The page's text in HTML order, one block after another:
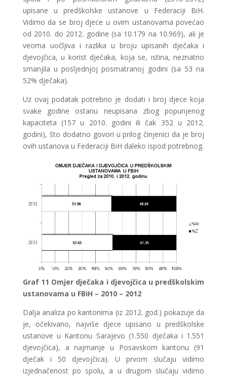
upisane u predškolske ustanove u Federaciji BiH.
Vidimo da se broj djece u ovim ustanovama povećao
od 2010. do 2012. godine (sa 10.179 na 10.969), ali je
veoma uočljiva i razlika u broju upisanih dječaka i
djevojčica, u korist dječaka, koja se, istina, neznatno
smanjila u posljednjoj posmatranoj godini (sa 53 na
52% dječaka).
Uz ovaj podatak potrebno je dodati i broj djece koja
svake godine ostanu neupisana zbog popunjenog
kapaciteta (157 u 2010. godini ili čak 352 u 2012.
godini), što dodatno govori u prilog činjenici da je broj
ovih ustanova u Federaciji BiH daleko ispod potrebnog.
Graf 11 Omjer dječaka i djevojčica u predškolskim
ustanovama u FBiH – 2010 – 2012
Dalja analiza po kantonima (iz 2012. god.) pokazuje da
je, očekivano, najviše djece upisano u predškolske
ustanove u Kantonu Sarajevo (1.550 dječaka i 1.551
djevojčica), a najmanje u Posavskom kantonu (91
dječak i 50 djevojčica). U prvom slučaju vidimo
izjednačenost po spolu, a u drugom slučaju vidimo